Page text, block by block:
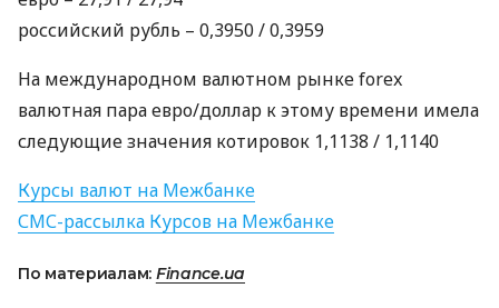
российский рубль – 0,3950 / 0,3959
На международном валютном рынке forex
валютная пара евро/доллар к этому времени имела
следующие значения котировок 1,1138 / 1,1140
Курсы валют на Межбанке
СМС-рассылка Курсов на Межбанке
По материалам: Finance.ua